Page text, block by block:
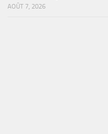
AOÛT 7, 2026